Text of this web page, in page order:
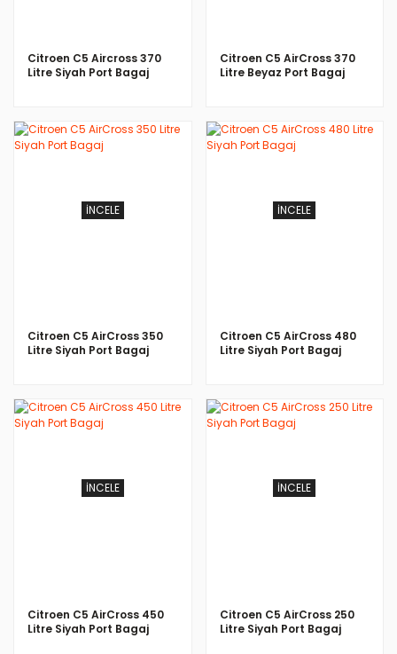
Citroen C5 Aircross 370
Litre Siyah Port Bagaj
Citroen C5 AirCross 370
Litre Beyaz Port Bagaj
İNCELE
Citroen C5 AirCross 350
Litre Siyah Port Bagaj
İNCELE
Citroen C5 AirCross 480
Litre Siyah Port Bagaj
İNCELE
Citroen C5 AirCross 450
Litre Siyah Port Bagaj
İNCELE
Citroen C5 AirCross 250
Litre Siyah Port Bagaj